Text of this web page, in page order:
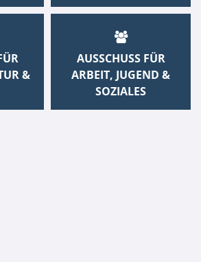
&
AUSSCHUSS FÜR
ARBEIT, JUGEND &
SOZIALES